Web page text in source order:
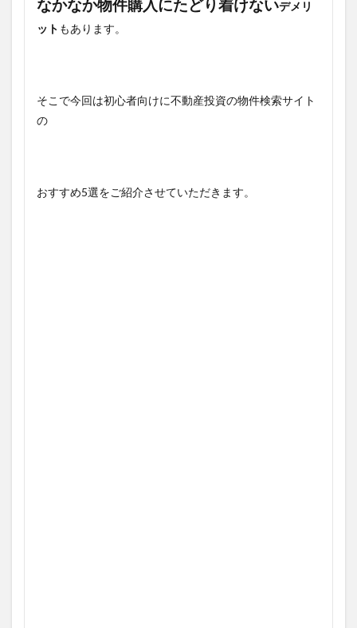
なかなか物件購入にたどり着けないデメリ
ット もあります。
そこで今回は初心者向けに不動産投資の物件検索サイト
の
おすすめ5選をご紹介させていただきます。